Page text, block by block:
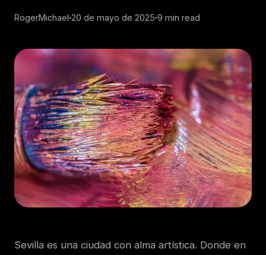
RogerMichael 20 de mayo de 2025 9 min read
Sevilla es una ciudad con alma artística. Donde en